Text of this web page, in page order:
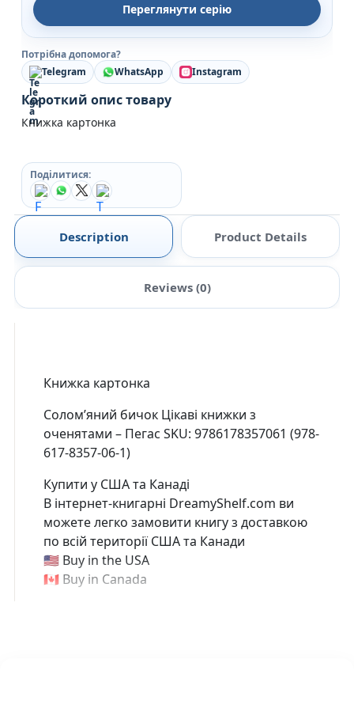
Переглянути серію
Потрібна допомога?
Telegram
WhatsApp Instagram
Короткий опис товару
Книжка картонка
Поділитися:
Description Product Details
Reviews (0)
Книжка картонка
Солом’яний бичок Цікаві книжки з
оченятами – Пегас SKU: 9786178357061 (978-
617-8357-06-1)
Купити у США та Канаді
В інтернет-книгарні DreamyShelf.com ви
можете легко замовити книгу з доставкою
по всій території США та Канади
🇺🇸 Buy in the USA
🇨🇦 Buy in Canada